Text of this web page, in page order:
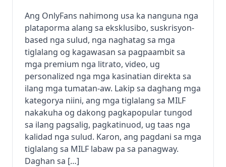
Ang OnlyFans nahimong usa ka nanguna nga
plataporma alang sa eksklusibo, suskrisyon-
based nga sulud, nga naghatag sa mga
tiglalang og kagawasan sa pagpaambit sa
mga premium nga litrato, video, ug
personalized nga mga kasinatian direkta sa
ilang mga tumatan-aw. Lakip sa daghang mga
kategorya niini, ang mga tiglalang sa MILF
nakakuha og dakong pagkapopular tungod
sa ilang pagsalig, pagkatinuod, ug taas nga
kalidad nga sulud. Karon, ang pagdani sa mga
tiglalang sa MILF labaw pa sa panagway.
Daghan sa […]